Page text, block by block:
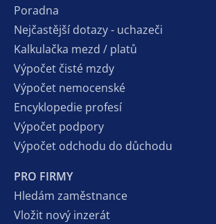
Poradna
Nejčastější dotazy - uchazeči
Kalkulačka mezd / platů
Výpočet čisté mzdy
Výpočet nemocenské
Encyklopedie profesí
Výpočet podpory
Výpočet odchodu do důchodu
PRO FIRMY
Hledám zaměstnance
Vložit nový inzerát